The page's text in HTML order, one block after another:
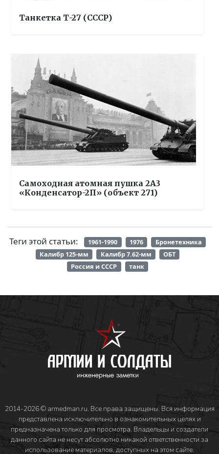
Танкетка Т-27 (СССР)
Самоходная атомная пушка 2А3
«Конденсатор-2П» (объект 271)
Теги этой статьи: 1961-1990 1976
Бронетехника
Калибр 125-мм
Калибр 7.62-мм
ОБТ
Россия и СССР
танк
2014-2026 © armedman.ru. Все права защищены. Вся информация
представлена исключительно в ознакомительных целях и
предназначена только для просмотра. Владельцы и создатели
данного сайта не несут абсолютно никакой ответственности за
использование материалов, доступных на этом сайте.